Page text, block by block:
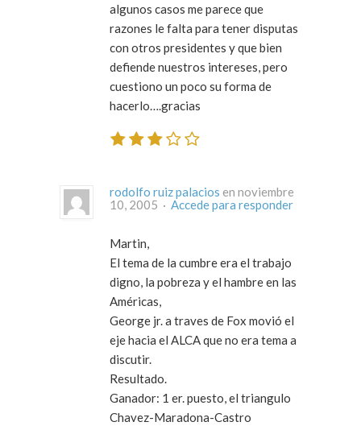
algunos casos me parece que
razones le falta para tener disputas
con otros presidentes y que bien
defiende nuestros intereses, pero
cuestiono un poco su forma de
hacerlo….gracias
rodolfo ruiz palacios en noviembre
10, 2005 · Accede para responder
Martin,
El tema de la cumbre era el trabajo
digno, la pobreza y el hambre en las
Américas,
George jr. a traves de Fox movió el
eje hacia el ALCA que no era tema a
discutir.
Resultado.
Ganador: 1 er. puesto, el triangulo
Chavez-Maradona-Castro